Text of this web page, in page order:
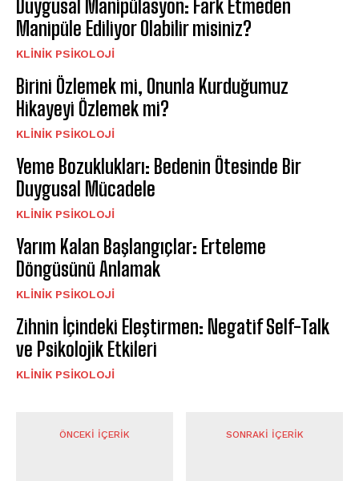
Duygusal Manipülasyon: Fark Etmeden
Manipüle Ediliyor Olabilir misiniz?
KLINIK PSIKOLOJI
Birini Özlemek mi, Onunla Kurduğumuz
Hikayeyi Özlemek mi?
KLINIK PSIKOLOJI
Yeme Bozuklukları: Bedenin Ötesinde Bir
Duygusal Mücadele
KLINIK PSIKOLOJI
Yarım Kalan Başlangıçlar: Erteleme
Döngüsünü Anlamak
KLINIK PSIKOLOJI
Zihnin İçindeki Eleştirmen: Negatif Self-Talk
ve Psikolojik Etkileri
KLINIK PSIKOLOJI
ÖNCEKI İÇERIK SONRAKI İÇERIK